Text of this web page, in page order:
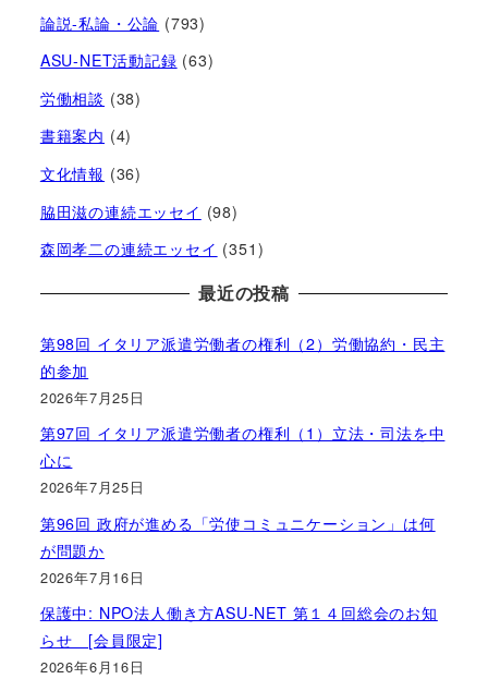
論説-私論・公論 (793)
ASU-NET活動記録 (63)
労働相談 (38)
書籍案内 (4)
文化情報 (36)
脇田滋の連続エッセイ (98)
森岡孝二の連続エッセイ (351)
最近の投稿
第98回 イタリア派遣労働者の権利（2）労働協約・民主
的参加
2026年7月25日
第97回 イタリア派遣労働者の権利（1）立法・司法を中
心に
2026年7月25日
第96回 政府が進める「労使コミュニケーション」は何
が問題か
2026年7月16日
保護中: NPO法人働き方ASU-NET 第１４回総会のお知
らせ [会員限定]
2026年6月16日